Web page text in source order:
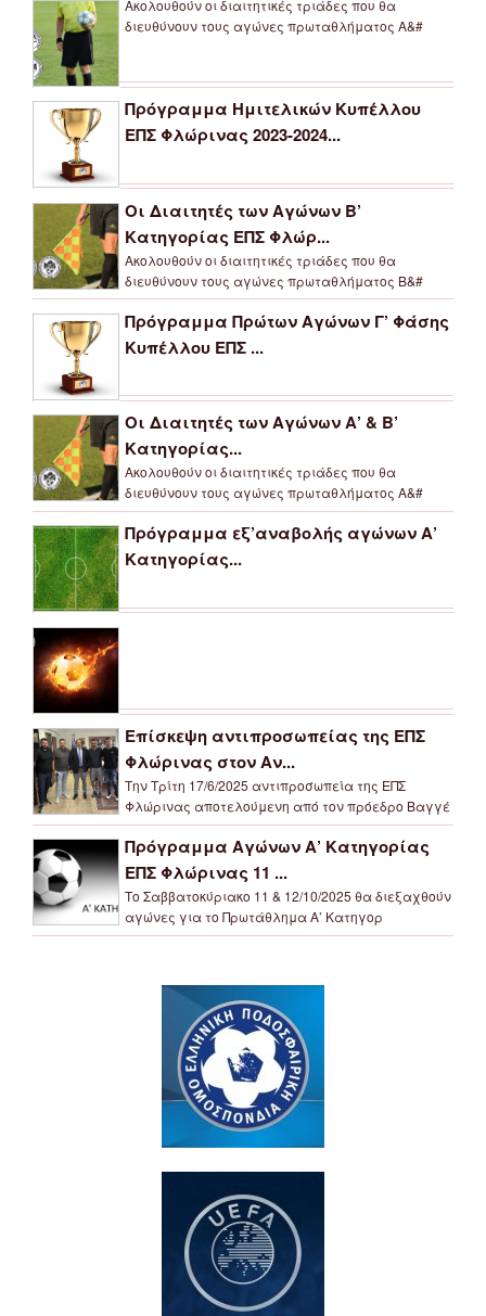
Ακολουθούν οι διαιτητικές τριάδες που θα
διευθύνουν τους αγώνες πρωταθλήματος Α&#
Πρόγραμμα Ημιτελικών Κυπέλλου
ΕΠΣ Φλώρινας 2023-2024...
Οι Διαιτητές των Αγώνων Β’
Κατηγορίας ΕΠΣ Φλώρ...
Ακολουθούν οι διαιτητικές τριάδες που θα
διευθύνουν τους αγώνες πρωταθλήματος Β&#
Πρόγραμμα Πρώτων Αγώνων Γ’ Φάσης
Κυπέλλου ΕΠΣ ...
Οι Διαιτητές των Αγώνων Α’ & Β’
Κατηγορίας...
Ακολουθούν οι διαιτητικές τριάδες που θα
διευθύνουν τους αγώνες πρωταθλήματος Α&#
Πρόγραμμα εξ’αναβολής αγώνων Α’
Κατηγορίας...
Επίσκεψη αντιπροσωπείας της ΕΠΣ
Φλώρινας στον Αν...
Την Τρίτη 17/6/2025 αντιπροσωπεία της ΕΠΣ
Φλώρινας αποτελούμενη από τον πρόεδρο Βαγγέ
Πρόγραμμα Αγώνων Α’ Κατηγορίας
ΕΠΣ Φλώρινας 11 ...
Το Σαββατοκύριακο 11 & 12/10/2025 θα διεξαχθούν
αγώνες για το Πρωτάθλημα Α’ Κατηγορ